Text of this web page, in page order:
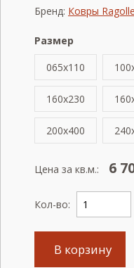
Бренд: Ковры
Размер
065x110
160x230
200x400
Цена за кв.м.: 6
Кол-во:
В корзину